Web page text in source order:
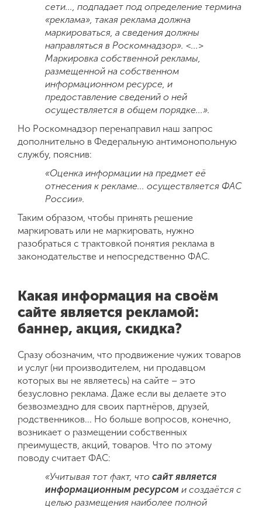
сети..., подпадаетпод определение термина
«реклама», такая реклама должна
маркироваться, а сведения должны
направляться в Роскомнадзор».<...>
Маркировка собственной рекламы,
размещенной на собственном
информационном ресурсе, и
предоставление сведений о ней
осуществляется в общем порядке...».
Но Роскомнадзор перенаправил наш запрос
дополнительно в Федеральную антимонопольную
службу, пояснив:
«Оценка информации на предмет её
отнесения к рекламе... осуществляется ФАС
России».
Таким образом, чтобы принять решение
маркировать или не маркировать, нужно
разобраться с трактовкой понятия реклама в
законодательстве и непосредственно ФАС.
Какая информация на своём
сайте является рекламой:
баннер, акция, скидка?
Сразу обозначим, что продвижение чужих товаров
и услуг (ни производителем, ни продавцом
которых вы не являетесь) на сайте – это
безусловно реклама. Даже если вы делаете это
безвозмездно для своих партнёров, друзей,
родственников... Но больше вопросов, конечно,
возникает о размещении собственных
преимуществ, акций, товаров. Что по этому
поводу считает ФАС:
«Учитывая тот факт, чтосайт является
информационным ресурсом и создаётся с
целью размещения наиболее полной